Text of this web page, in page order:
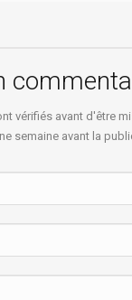
vérifiés avant d'être
semaine avant la